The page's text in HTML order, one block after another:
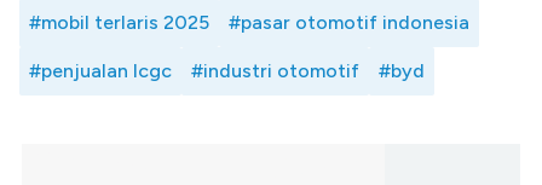
#mobil terlaris 2025 #pasar otomotif indonesia
#penjualan lcgc #industri otomotif #byd